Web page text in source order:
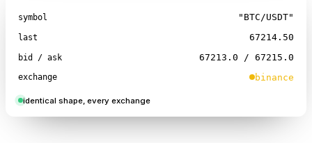
symbol "BTC/USDT"
last 67214.50
bid / ask 67213.0 / 67215.0
exchange binance
identical shape, every exchange